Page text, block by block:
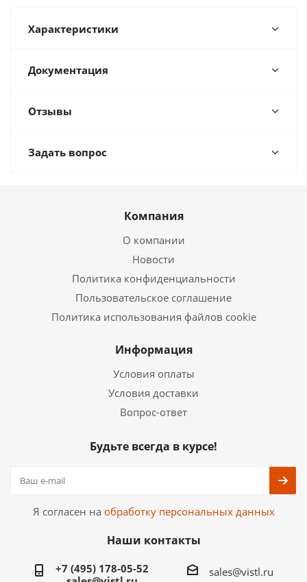
Характеристики
Документация
Отзывы
Задать вопрос
Компания
О компании
Новости
Политика конфиденциальности
Пользовательское соглашение
Политика использования файлов cookie
Информация
Условия оплаты
Условия доставки
Вопрос-ответ
Будьте всегда в курсе!
Я согласен на обработку персональных данных
Наши контакты
+7 (495) 178-05-52
sales@vistl.ru